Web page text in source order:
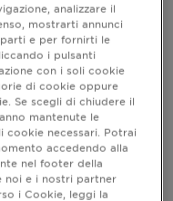
analizzare il
mostrarti annunci
e per fornirti le
i pulsanti
con i soli cookie
di cookie oppure
Se scegli di chiudere il
mantenute le
cookie necessari. Potrai
accedendo alla
nel footer della
noi e i nostri partner
i Cookie, leggi la